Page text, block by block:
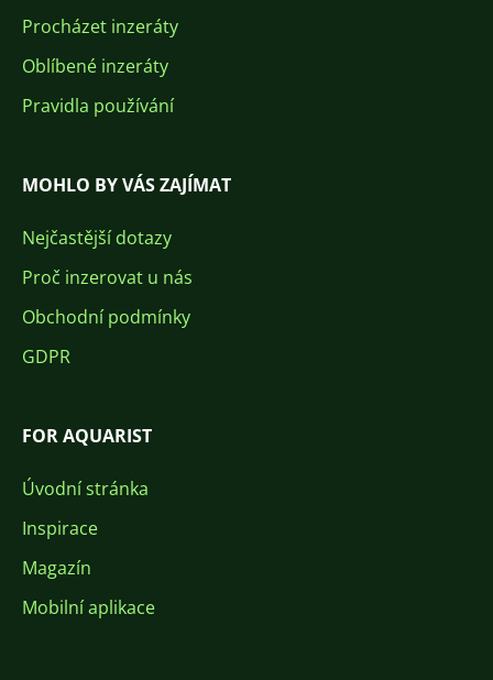
Procházet inzeráty
Oblíbené inzeráty
Pravidla používání
MOHLO BY VÁS ZAJÍMAT
Nejčastější dotazy
Proč inzerovat u nás
Obchodní podmínky
GDPR
FOR AQUARIST
Úvodní stránka
Inspirace
Magazín
Mobilní aplikace